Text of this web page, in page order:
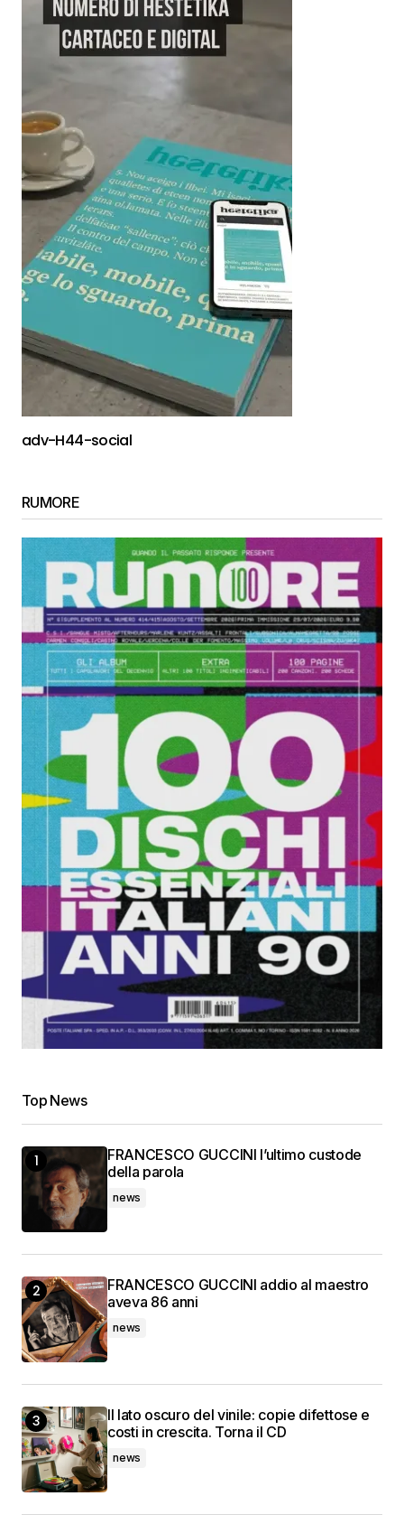
adv-H44-social
RUMORE
Top News
FRANCESCO GUCCINI l’ultimo custode
della parola
news
FRANCESCO GUCCINI addio al maestro
aveva 86 anni
news
Il lato oscuro del vinile: copie difettose e
costi in crescita. Torna il CD
news